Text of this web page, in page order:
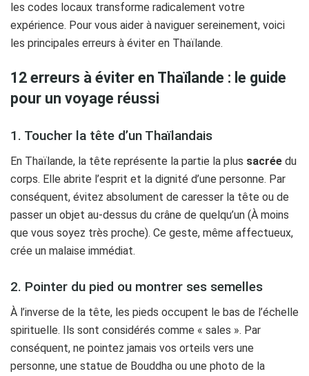
les codes locaux transforme radicalement votre
expérience. Pour vous aider à naviguer sereinement, voici
les principales erreurs à éviter en Thaïlande.
12 erreurs à éviter en Thaïlande : le guide
pour un voyage réussi
1. Toucher la tête d’un Thaïlandais
En Thaïlande, la tête représente la partie la plus sacrée du
corps. Elle abrite l’esprit et la dignité d’une personne. Par
conséquent, évitez absolument de caresser la tête ou de
passer un objet au-dessus du crâne de quelqu’un (À moins
que vous soyez très proche). Ce geste, même affectueux,
crée un malaise immédiat.
2. Pointer du pied ou montrer ses semelles
À l’inverse de la tête, les pieds occupent le bas de l’échelle
spirituelle. Ils sont considérés comme « sales ». Par
conséquent, ne pointez jamais vos orteils vers une
personne, une statue de Bouddha ou une photo de la